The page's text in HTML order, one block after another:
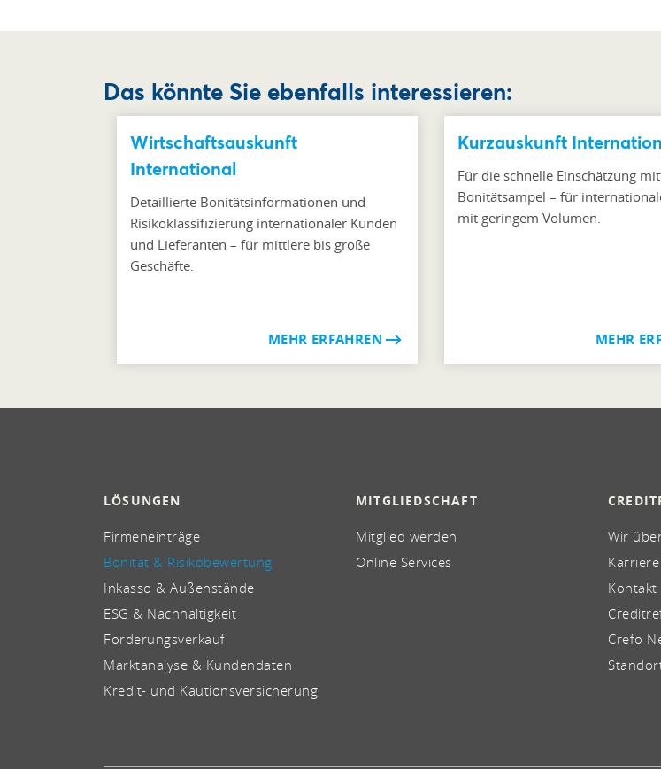
Das könnte Sie ebenfalls interessieren:
Wirtschaftsauskunft
International
Detaillierte Bonitätsinformationen und
Risikoklassifizierung internationaler Kunden
und Lieferanten – für mittlere bis große
Geschäfte.
MEHR ERFAHREN
Kurzauskunft
Für die schnelle Einschätzung
Bonitätsampel – für
mit geringem Volumen.
MEHR
LÖSUNGEN
Firmeneinträge
Bonität & Risikobewertung
Inkasso & Außenstände
ESG & Nachhaltigkeit
Forderungsverkauf
Marktanalyse & Kundendaten
Kredit- und Kautionsversicherung
MITGLIEDSCHAFT
Mitglied werden
Online Services
Wir
Karriere
Kontakt
Crefo